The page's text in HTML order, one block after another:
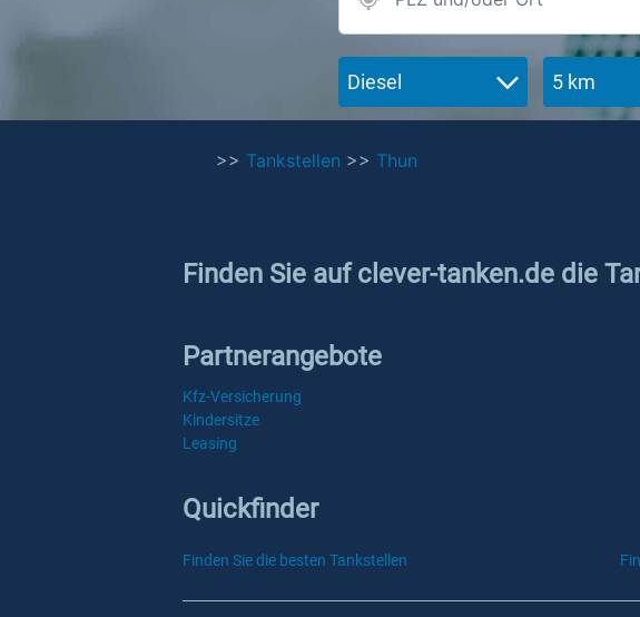
Diesel 5 km
>> Tankstellen >> Thun
Finden Sie auf clever-tanken.de die
Partnerangebote
Kfz-Versicherung
Kindersitze
Leasing
Quickfinder
Finden Sie die besten Tankstellen